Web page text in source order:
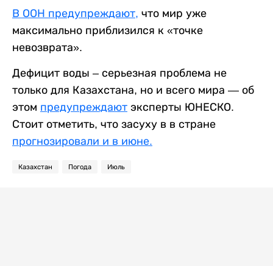
В ООН предупреждают, что мир уже
максимально приблизился к «точке
невозврата».
Дефицит воды – серьезная проблема не
только для Казахстана, но и всего мира — об
этом предупреждают эксперты ЮНЕСКО.
Стоит отметить, что засуху в в стране
прогнозировали и в июне.
Казахстан Погода Июль